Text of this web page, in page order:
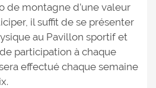
de montagne d’une valeur
il suffit de se présenter
au Pavillon sportif et
participation à chaque
effectué chaque semaine